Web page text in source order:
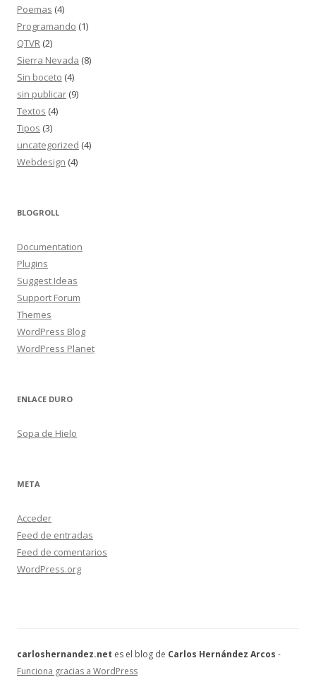
Poemas (4)
Programando (1)
QTVR (2)
Sierra Nevada (8)
Sin boceto (4)
sin publicar (9)
Textos (4)
Tipos (3)
uncategorized (4)
Webdesign (4)
BLOGROLL
Documentation
Plugins
Suggest Ideas
Support Forum
Themes
WordPress Blog
WordPress Planet
ENLACE DURO
Sopa de Hielo
META
Acceder
Feed de entradas
Feed de comentarios
WordPress.org
carloshernandez.net es el blog de Carlos Hernández Arcos -
Funciona gracias a WordPress